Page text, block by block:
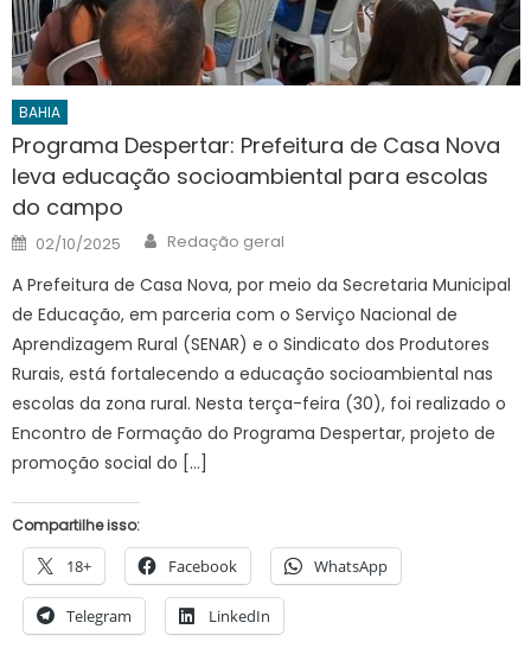
BAHIA
Programa Despertar: Prefeitura de Casa Nova
leva educação socioambiental para escolas
do campo
Posted
on
02/10/2025 Author
Redação geral
A Prefeitura de Casa Nova, por meio da Secretaria Municipal
de Educação, em parceria com o Serviço Nacional de
Aprendizagem Rural (SENAR) e o Sindicato dos Produtores
Rurais, está fortalecendo a educação socioambiental nas
escolas da zona rural. Nesta terça-feira (30), foi realizado o
Encontro de Formação do Programa Despertar, projeto de
promoção social do […]
Compartilhe isso:
18+ Facebook WhatsApp
Telegram LinkedIn